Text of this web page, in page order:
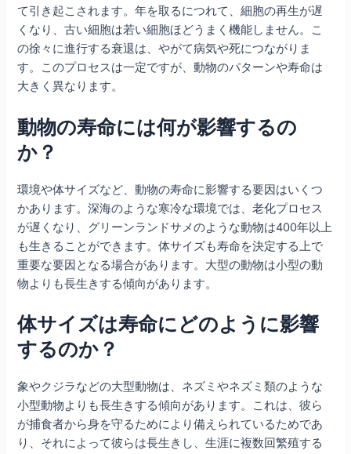
て引き起こされます。年を取るにつれて、細胞の再生が遅
くなり、古い細胞は若い細胞ほどうまく機能しません。こ
の徐々に進行する衰退は、やがて病気や死につながりま
す。このプロセスは一定ですが、動物のパターンや寿命は
大きく異なります。
動物の寿命には何が影響するの
か？
環境や体サイズなど、動物の寿命に影響する要因はいくつ
かあります。深海のような寒冷な環境では、老化プロセス
が遅くなり、グリーンランドサメのような動物は400年以上
も生きることができます。体サイズも寿命を決定する上で
重要な要因となる場合があります。大型の動物は小型の動
物よりも長生きする傾向があります。
体サイズは寿命にどのように影響
するのか？
象やクジラなどの大型動物は、ネズミやネズミ類のような
小型動物よりも長生きする傾向があります。これは、彼ら
が捕食者から身を守るためにより備えられているためであ
り、それによって彼らは長生きし、生涯に複数回繁殖する